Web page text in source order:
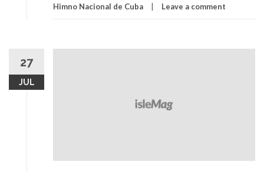
en
Himno Nacional de Cuba Leave a comment
27
JUL